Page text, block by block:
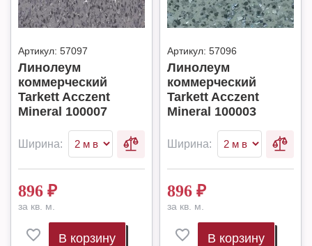
Артикул: 57097
Линолеум
коммерческий
Tarkett Acczent
Mineral 100007
Ширина:
896 ₽
за кв. м.
В корзину
Артикул: 57096
Линолеум
коммерческий
Tarkett Acczent
Mineral 100003
Ширина:
896 ₽
за кв. м.
В корзину